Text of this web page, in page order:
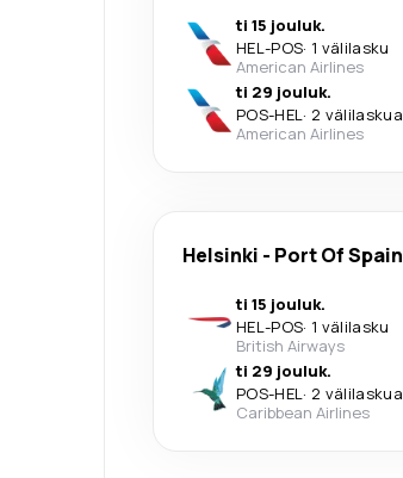
ti 15 jouluk.
HEL-POS· 1 välilasku
American Airlines
ti 29 jouluk.
POS-HEL· 2 välilaskua
American Airlines
Helsinki - Port Of Spain
ti 15 jouluk.
HEL-POS· 1 välilasku
British Airways
ti 29 jouluk.
POS-HEL· 2 välilaskua
Caribbean Airlines